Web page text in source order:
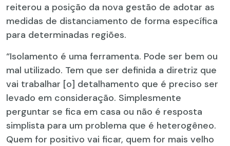
reiterou a posição da nova gestão de adotar as
medidas de distanciamento de forma específica
para determinadas regiões.
“Isolamento é uma ferramenta. Pode ser bem ou
mal utilizado. Tem que ser definida a diretriz que
vai trabalhar [o] detalhamento que é preciso ser
levado em consideração. Simplesmente
perguntar se fica em casa ou não é resposta
simplista para um problema que é heterogêneo.
Quem for positivo vai ficar, quem for mais velho